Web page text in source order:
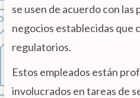
se usen de acuerdo con
negocios establecidas que
regulatorios.
Estos empleados están
involucrados en tareas de